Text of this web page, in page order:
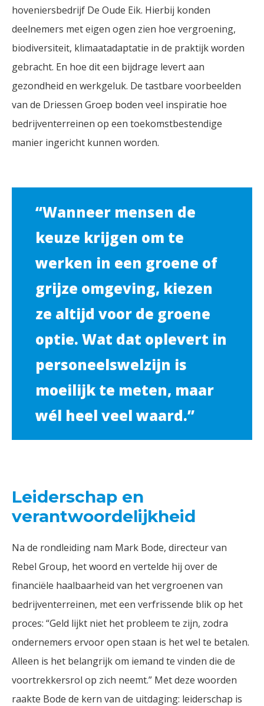
hoveniersbedrijf De Oude Eik. Hierbij konden
deelnemers met eigen ogen zien hoe vergroening,
biodiversiteit, klimaatadaptatie in de praktijk worden
gebracht. En hoe dit een bijdrage levert aan
gezondheid en werkgeluk. De tastbare voorbeelden
van de Driessen Groep boden veel inspiratie hoe
bedrijventerreinen op een toekomstbestendige
manier ingericht kunnen worden.
“Wanneer mensen de
keuze krijgen om te
werken in een groene of
grijze omgeving, kiezen
ze altijd voor de groene
optie. Wat dat oplevert in
personeelswelzijn is
moeilijk te meten, maar
wél heel veel waard.”
Leiderschap en
verantwoordelijkheid
Na de rondleiding nam Mark Bode, directeur van
Rebel Group, het woord en vertelde hij over de
financiële haalbaarheid van het vergroenen van
bedrijventerreinen, met een verfrissende blik op het
proces: “Geld lijkt niet het probleem te zijn, zodra
ondernemers ervoor open staan is het wel te betalen.
Alleen is het belangrijk om iemand te vinden die de
voortrekkersrol op zich neemt.” Met deze woorden
raakte Bode de kern van de uitdaging: leiderschap is